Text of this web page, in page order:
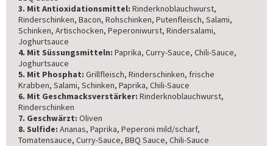
3. Mit Antioxidationsmittel: Rinderknoblauchwurst,
Rinderschinken, Bacon, Rohschinken, Putenfleisch, Salami,
Schinken, Artischocken, Peperoniwurst, Rindersalami,
Joghurtsauce
4. Mit Süssungsmitteln: Paprika, Curry-Sauce, Chili-Sauce,
Joghurtsauce
5. Mit Phosphat: Grillfleisch, Rinderschinken, frische
Krabben, Salami, Schinken, Paprika, Chili-Sauce
6. Mit Geschmacksverstärker: Rinderknoblauchwurst,
Rinderschinken
7. Geschwärzt: Oliven
8. Sulfide: Ananas, Paprika, Peperoni mild/scharf,
Tomatensauce, Curry-Sauce, BBQ Sauce, Chili-Sauce